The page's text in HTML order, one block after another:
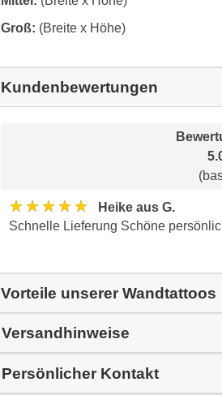
Groß: (Breite x Höhe)
Kundenbewertungen
★★★★★
Heike aus G.
Schnelle Lieferung Schöne
Vorteile unserer Wandtattoos
Versandhinweise
Persönlicher Kontakt